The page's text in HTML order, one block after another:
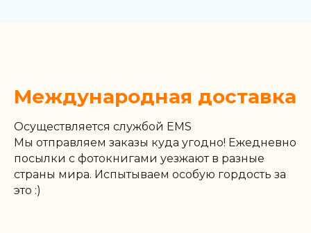
Международная доставка
Осуществляется службой EMS
Мы отправляем заказы куда угодно! Ежедневно
посылки с фотокнигами уезжают в разные
страны мира. Испытываем особую гордость за
это :)